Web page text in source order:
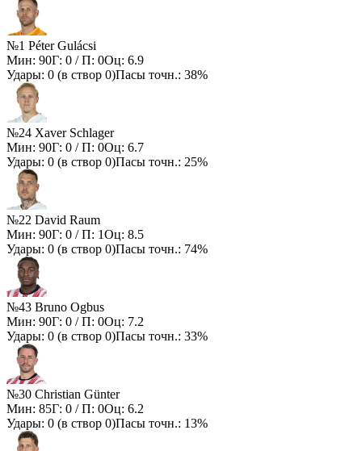
№1 Péter Gulácsi
Мин: 90Г: 0 / П: 0Оц: 6.9
Удары: 0 (в створ 0)Пасы точн.: 38%
№24 Xaver Schlager
Мин: 90Г: 0 / П: 0Оц: 6.7
Удары: 0 (в створ 0)Пасы точн.: 25%
№22 David Raum
Мин: 90Г: 0 / П: 1Оц: 8.5
Удары: 0 (в створ 0)Пасы точн.: 74%
№43 Bruno Ogbus
Мин: 90Г: 0 / П: 0Оц: 7.2
Удары: 0 (в створ 0)Пасы точн.: 33%
№30 Christian Günter
Мин: 85Г: 0 / П: 0Оц: 6.2
Удары: 0 (в створ 0)Пасы точн.: 13%